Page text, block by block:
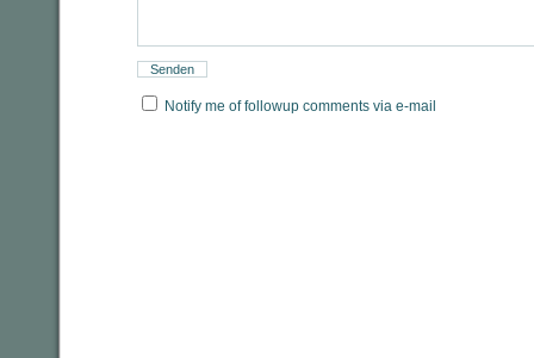
Notify me of followup comments via e-mail